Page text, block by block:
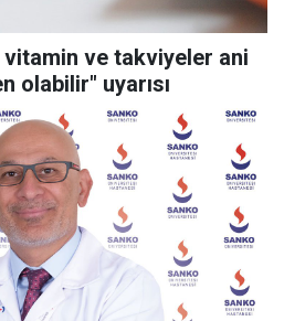
ve takviyeler ani
olabilir" uyarısı